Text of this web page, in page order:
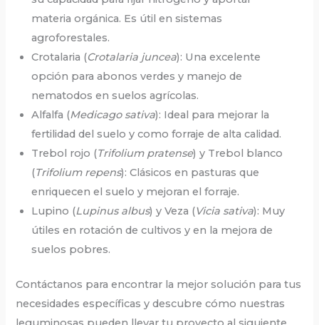
materia orgánica. Es útil en sistemas
agroforestales.
Crotalaria (Crotalaria juncea): Una excelente
opción para abonos verdes y manejo de
nematodos en suelos agrícolas.
Alfalfa (Medicago sativa): Ideal para mejorar la
fertilidad del suelo y como forraje de alta calidad.
Trebol rojo (Trifolium pratense) y Trebol blanco
(Trifolium repens): Clásicos en pasturas que
enriquecen el suelo y mejoran el forraje.
Lupino (Lupinus albus) y Veza (Vicia sativa): Muy
útiles en rotación de cultivos y en la mejora de
suelos pobres.
Contáctanos para encontrar la mejor solución para tus
necesidades específicas y descubre cómo nuestras